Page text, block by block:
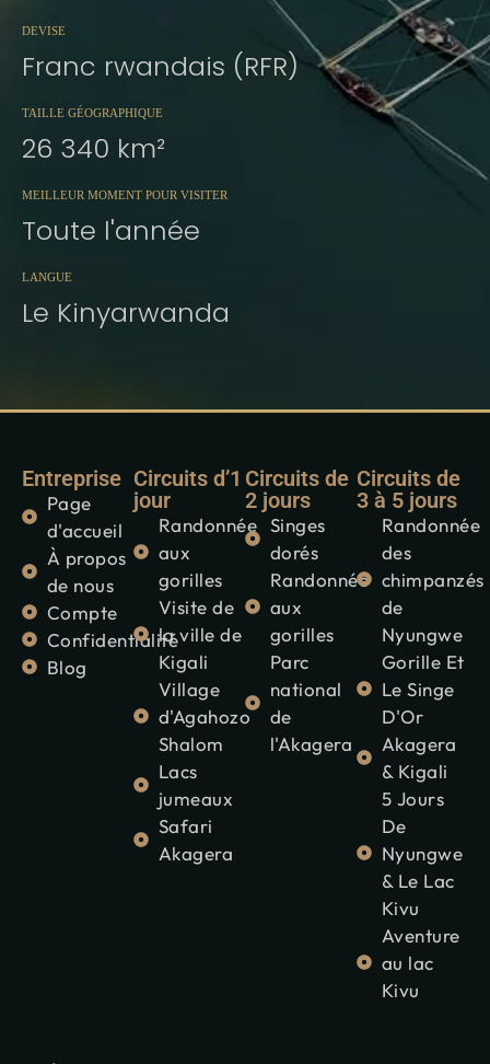
DEVISE
Franc rwandais (RFR)
TAILLE GÉOGRAPHIQUE
26 340 km²
MEILLEUR MOMENT POUR VISITER
Toute l'année
LANGUE
Le Kinyarwanda
Entreprise
Page
d'accueil
À propos
de nous
Compte
Confidentialité
Blog
Circuits d’1
jour
Randonnée
aux
gorilles
Visite de
la ville de
Kigali
Village
d'Agahozo
Shalom
Lacs
jumeaux
Safari
Akagera
Circuits de
2 jours
Singes
dorés
Randonnée
aux
gorilles
Parc
national
de
l'Akagera
Circuits de
3 à 5 jours
Randonnée
des
chimpanzés
de
Nyungwe
Gorille Et
Le Singe
D'Or
Akagera
& Kigali
5 Jours
De
Nyungwe
& Le Lac
Kivu
Aventure
au lac
Kivu